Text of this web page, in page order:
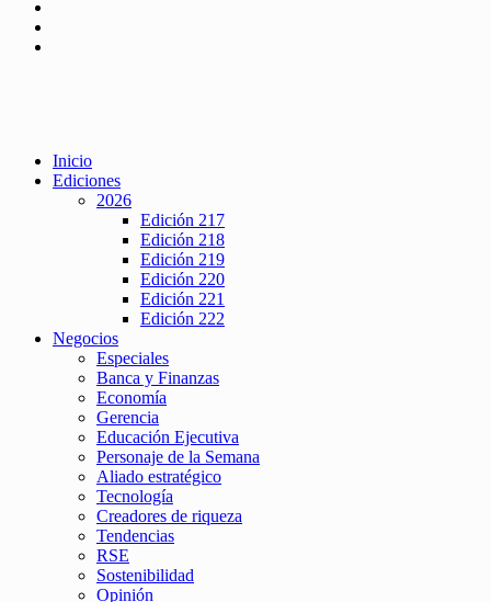
Inicio
Ediciones
2026
Edición 217
Edición 218
Edición 219
Edición 220
Edición 221
Edición 222
Negocios
Especiales
Banca y Finanzas
Economía
Gerencia
Educación Ejecutiva
Personaje de la Semana
Aliado estratégico
Tecnología
Creadores de riqueza
Tendencias
RSE
Sostenibilidad
Opinión